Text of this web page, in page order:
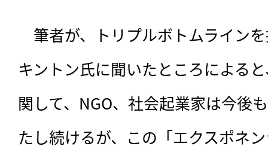
筆者が、トリプルボトムライン
キントン氏に聞いたところによる
関して、NGO、社会起業家は今後
たし続けるが、この「エクスポネ